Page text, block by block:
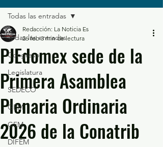
Todas las entradas
Congreso
Legislatura
SEDECO
GEM
GEM
DIFEM
Todas las entradas
PJEdomex sede de la
Primera Asamblea
Plenaria Ordinaria
2026 de la Conatrib
Redacción: La Noticia Es
26 feb 3 min de lectura